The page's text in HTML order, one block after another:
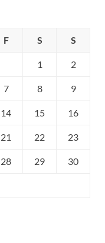
F S S
1 2
7 8 9
14 15 16
21 22 23
28 29 30